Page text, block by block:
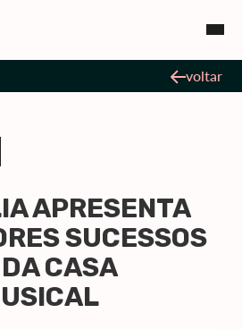
voltar
APRESENTA
SUCESSOS
CASA